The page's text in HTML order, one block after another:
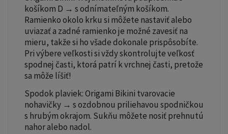
košíkom D → s odnímateľným košíkom.
Ramienko okolo krku si môžete nastaviť alebo
uviazať a zadné ramienko je možné zavesiť na
mieru, takže si ho všade dokonale prispôsobíte.
Pri výbere veľkosti si vždy skontrolujte veľkosť
spodnej časti, ktorá patrí k vrchnej časti, pretože
sa môže líšiť!
Spodok plaviek: Origami Bikini tvarovacie
nohavičky → s ozdobnou priliehavou spodničkou
s hrubým okrajom. Sukňu môžete nosiť prehnutú
nahor alebo nadol.